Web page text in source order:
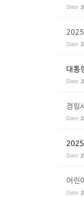
Date
2025
Date
대통
Date
정림
Date
2025
Date
어린
Date